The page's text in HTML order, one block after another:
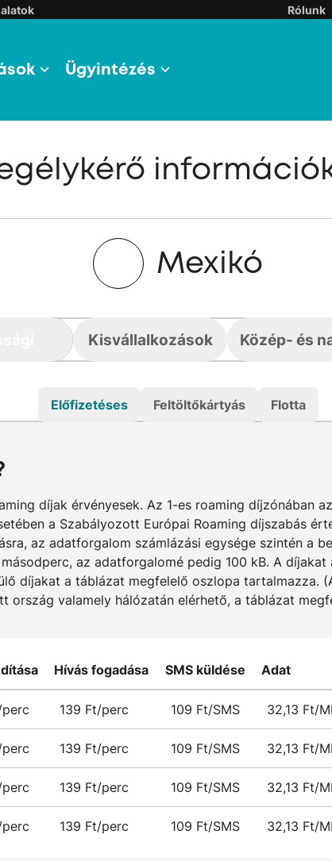
Rólunk
Ügyintézés
Mexikó
Kisvállalkozások Közép- és
Előfizetéses Feltöltőkártyás Flotta
díjak érvényesek. Az 1-es roaming díjzónában
a Szabályozott Európai Roaming díjszabás
az adatforgalom számlázási egysége szintén a
az adatforgalomé pedig 100 kB. A
díjakat a táblázat megfelelő oszlopa tartalmazza.
valamely hálózatán elérhető, a táblázat
Hívás fogadása SMS küldése Adat
139 Ft/perc 109 Ft/SMS 32,13 Ft/
139 Ft/perc 109 Ft/SMS 32,13 Ft/
139 Ft/perc 109 Ft/SMS 32,13 Ft/
139 Ft/perc 109 Ft/SMS 32,13 Ft/